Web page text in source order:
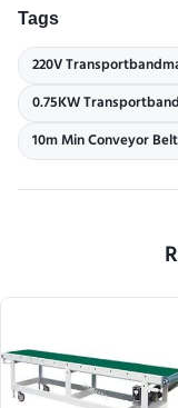
Tags
220V
0.75KW
10m Min Conveyor